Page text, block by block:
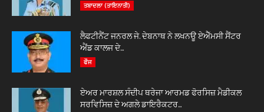
ਤਬਾਦਲਾ (ਤਾਇਨਾਤੀ)
ਲੈਫਟੀਨੈਂਟ ਜਨਰਲ ਜੇ. ਦੇਬਨਾਥ ਨੇ ਲਖਨਊ ਏਐੱਮਸੀ ਸੈਂਟਰ
ਐਂਡ ਕਾਲਜ ਦੇ...
ਫੌਜ
ਏਅਰ ਮਾਰਸ਼ਲ ਸੰਦੀਪ ਥਰੇਜਾ ਆਰਮਡ ਫੋਰਸਿਜ਼ ਮੈਡੀਕਲ
ਸਰਵਿਸਿਜ਼ ਦੇ ਅਗਲੇ ਡਾਇਰੈਕਟਰ...